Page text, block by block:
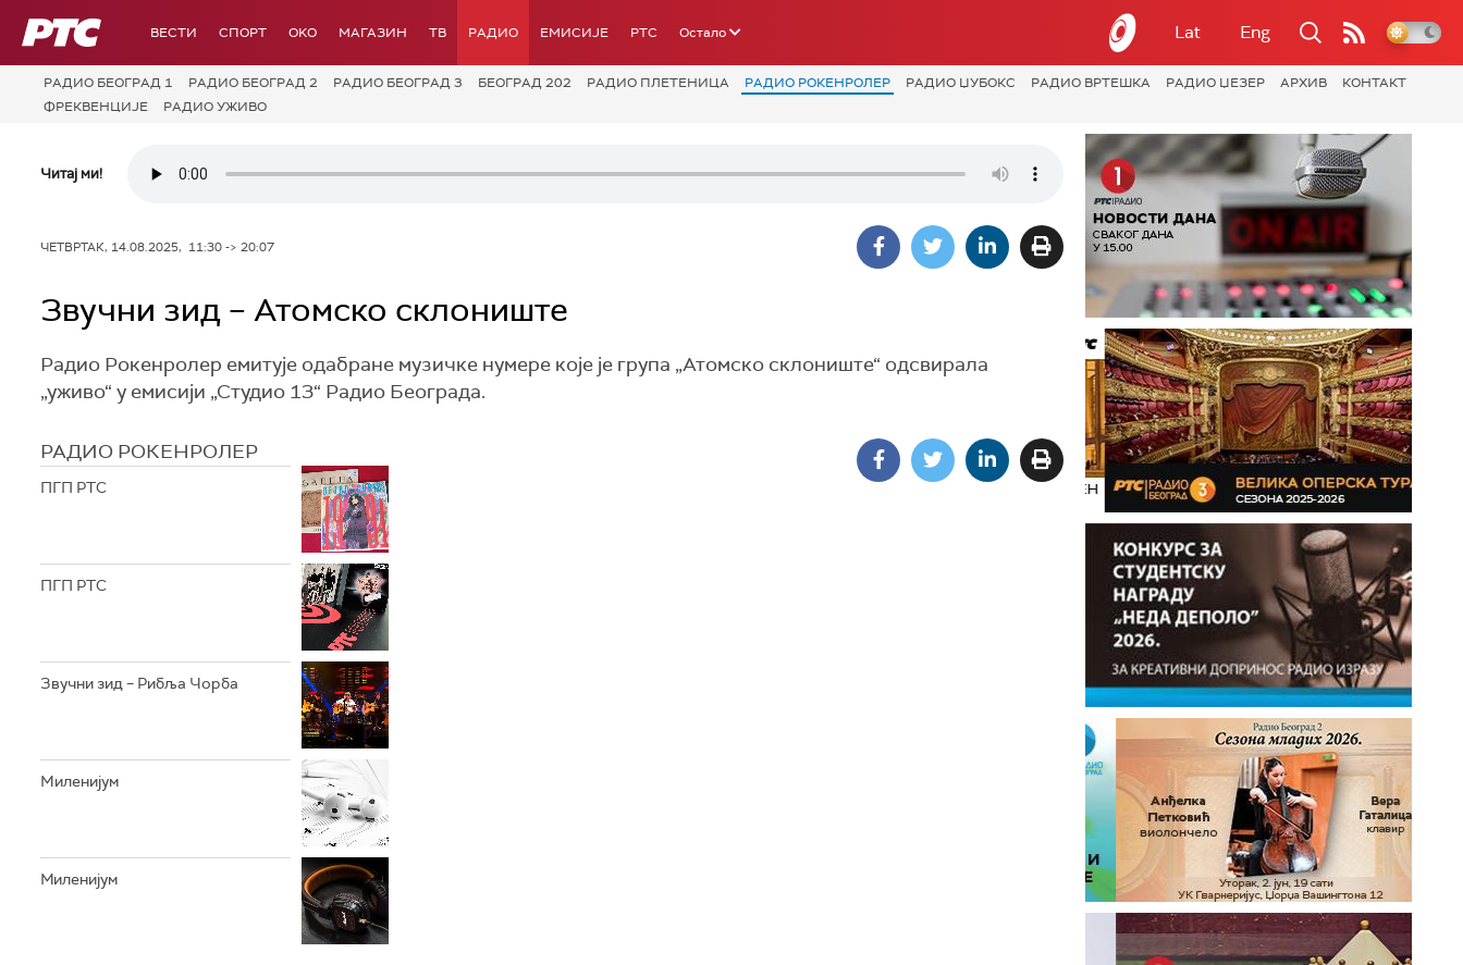
РТС ВЕСТИ СПОРТ OKO МАГАЗИН ТВ РАДИО ЕМИСИЈЕ РТС Остало Lat Eng
РАДИО БЕОГРАД 1 РАДИО БЕОГРАД 2 РАДИО БЕОГРАД 3 БЕОГРАД 202 РАДИО ПЛЕТЕНИЦА РАДИО РОКЕНРОЛЕР РАДИО ЏУБОКС РАДИО ВРТЕШКА РАДИО ЏЕЗЕР АРХИВ
КОНТАКТ
ФРЕКВЕНЦИЈЕ
РАДИО УЖИВО
Читај ми!
ЧЕТВРТАК, 14.08.2025, 11:30 -> 20:07
Звучни зид – Атомско склониште
Радио Рокенролер емитује одабране музичке нумере које је група „Атомско склониште“ одсвирала
„уживо“ у емисији „Студио 13“ Радио Београда.
РАДИО РОКЕНРОЛЕР
ПГП РТС
ПГП РТС
Звучни зид – Рибља Чорба
Mиленијум
Миленијум